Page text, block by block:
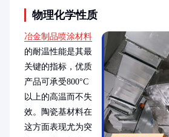
物理化学性质
冶金制品喷涂材料
的耐温性能是其最
关键的指标，优质
产品可承受800°C
以上的高温而不失
效。陶瓷基材料在
这方面表现尤为突